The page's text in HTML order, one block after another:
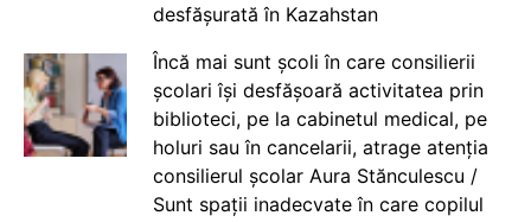
desfășurată în Kazahstan
Încă mai sunt școli în care consilierii
școlari își desfășoară activitatea prin
biblioteci, pe la cabinetul medical, pe
holuri sau în cancelarii, atrage atenția
consilierul școlar Aura Stănculescu /
Sunt spații inadecvate în care copilul